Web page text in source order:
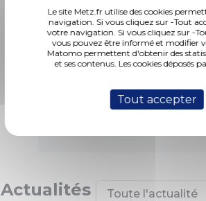
Le site Metz.fr utilise des cookies
navigation. Si vous cliquez sur -Tout
votre navigation. Si vous cliquez sur -
vous pouvez être informé et modifier
Matomo permettent d'obtenir des
et ses contenus. Les cookies déposés
Tout accepter
Quelques repères
Début du projet :2009
d’urbanisme : Patrick
Maître d’ouvrageVille de
Actualités Toute l'actualité